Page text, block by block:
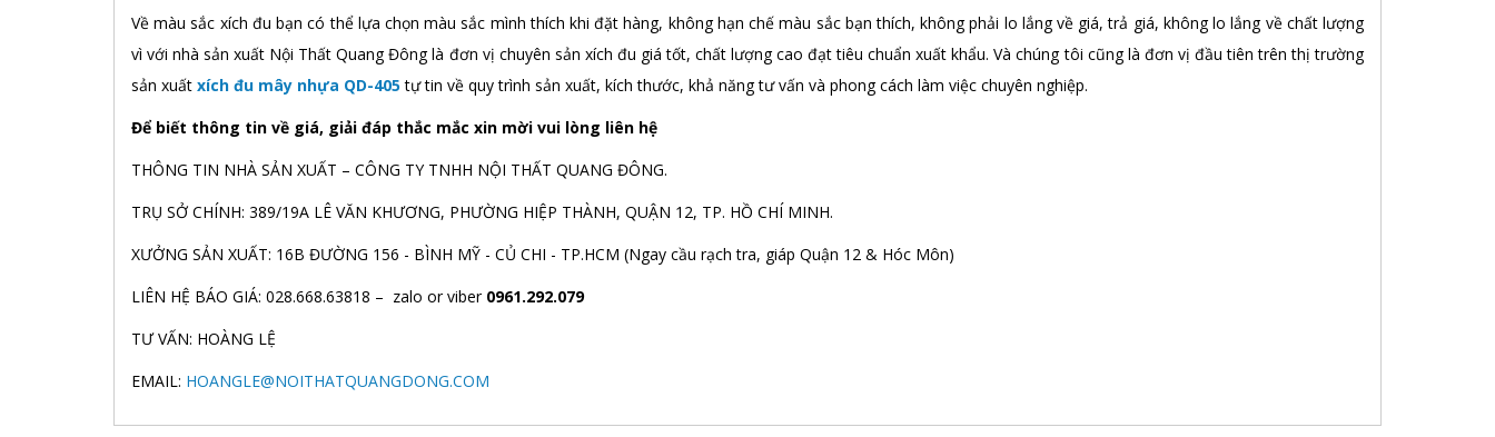
Về màu sắc xích đu bạn có thể lựa chọn màu sắc mình thích khi đặt hàng, không hạn chế màu sắc bạn thích, không phải lo lắng về giá, trả giá, không lo lắng về chất lượng
vì với nhà sản xuất Nội Thất Quang Đông là đơn vị chuyên sản xích đu giá tốt, chất lượng cao đạt tiêu chuẩn xuất khẩu. Và chúng tôi cũng là đơn vị đầu tiên trên thị trường
sản xuất xích đu mây nhựa QD-405 tự tin về quy trình sản xuất, kích thước, khả năng tư vấn và phong cách làm việc chuyên nghiệp.
Để biết thông tin về giá, giải đáp thắc mắc xin mời vui lòng liên hệ
THÔNG TIN NHÀ SẢN XUẤT – CÔNG TY TNHH NỘI THẤT QUANG ĐÔNG.
TRỤ SỞ CHÍNH: 389/19A LÊ VĂN KHƯƠNG, PHƯỜNG HIỆP THÀNH, QUẬN 12, TP. HỒ CHÍ MINH.
XƯỞNG SẢN XUẤT: 16B ĐƯỜNG 156 - BÌNH MỸ - CỦ CHI - TP.HCM (Ngay cầu rạch tra, giáp Quận 12 & Hóc Môn)
LIÊN HỆ BÁO GIÁ: 028.668.63818 – zalo or viber 0961.292.079
TƯ VẤN: HOÀNG LỆ
EMAIL: HOANGLE@NOITHATQUANGDONG.COM